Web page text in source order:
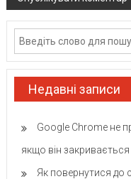
Недавні записи
Google Chrome не
якщо він
Як повернутися до